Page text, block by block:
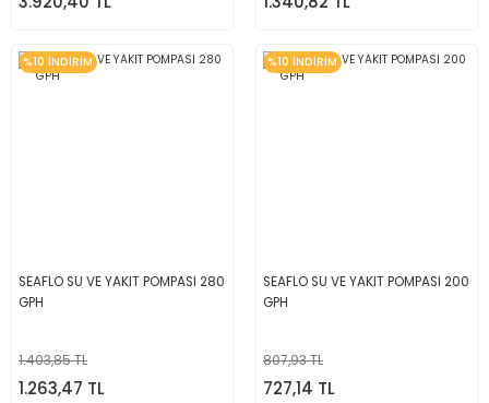
%10 İNDİRİM
SEAFLO SU VE YAKIT POMPASI 280
GPH
1.403,85 TL
1.263,47 TL
%10 İNDİRİM
SEAFLO SU VE YAKIT POMPASI 200
GPH
807,93 TL
727,14 TL